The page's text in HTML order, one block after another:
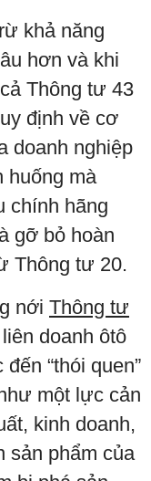
khả năng
hơn và khi
Thông tư 43
định về cơ
doanh nghiệp
huống mà
chính hãng
gỡ bỏ hoàn
Thông tư 20.
nới Thông tư
doanh ôtô
“thói quen”
một lực cản
kinh doanh,
sản phẩm của